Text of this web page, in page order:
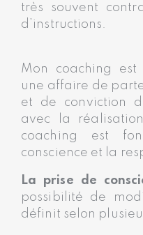
très souvent
d’instructions.
Mon coaching
une affaire de
et de conviction
avec la
coaching est
conscience et la
La prise de
possibilité de
définit selon